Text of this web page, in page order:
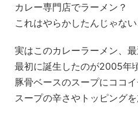
カレー専門店でラーメン？
これはやらかしたんじゃな
実はこのカレーラーメン、
最初に誕生したのが2005年
豚骨ベースのスープにココ
スープの辛さやトッピング